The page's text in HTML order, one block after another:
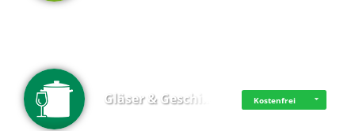
Gläser & Geschi… Kostenfrei